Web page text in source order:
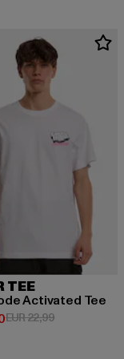
TEE
Activated Tee
Preis: EUR 20,00
EUR 22,99Aktionspreis: